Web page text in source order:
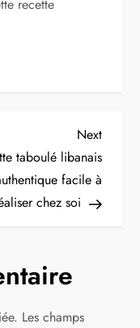
recette
Next
Post
Next
taboulé libanais
facile à
chez soi
Les champs